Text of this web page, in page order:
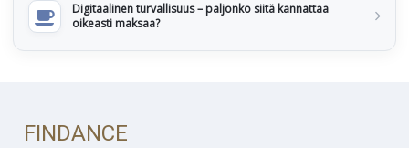
Digitaalinen turvallisuus – paljonko siitä kannattaa
oikeasti maksaa?
FINDANCE